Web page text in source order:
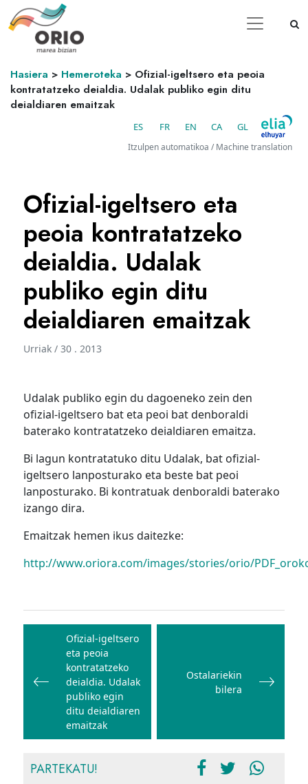
Hasiera > Hemeroteka > Ofizial-igeltsero eta peoia
kontratatzeko deialdia. Udalak publiko egin ditu
deialdiaren emaitzak
ES FR EN CA GL
Itzulpen automatikoa / Machine translation
Ofizial-igeltsero eta
peoia kontratatzeko
deialdia. Udalak
publiko egin ditu
deialdiaren emaitzak
Urriak / 30 . 2013
Udalak publiko egin du dagoeneko zein den
ofizial-igeltsero bat eta peoi bat denboraldi
baterako kontratatzeko deialdiaren emaitza.
Bi lagun kontratatuko ditu Udalak, bat ofizial-
igeltsero lanposturako eta beste bat peoi
lanposturako. Bi kontratuak denboraldi baterako
izango dira.
Emaitzak hemen ikus daitezke:
http://www.oriora.com/images/stories/orio/
Bidalketetan
zehar
nabigatu
Ofizial-igeltsero
eta peoia
kontratatzeko
deialdia. Udalak
publiko egin
ditu deialdiaren
emaitzak
Ostalariekin
bilera
PARTEKATU!